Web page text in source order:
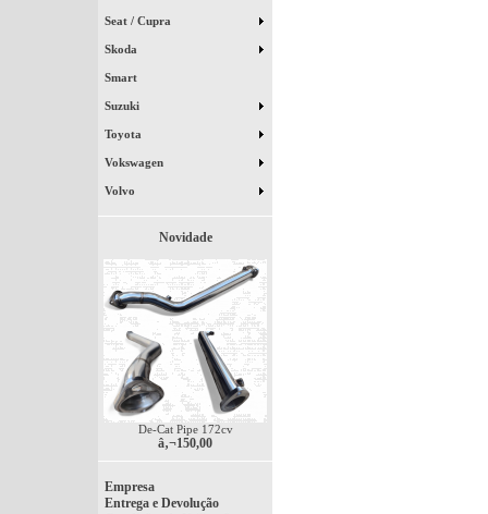
Seat / Cupra
Skoda
Smart
Suzuki
Toyota
Vokswagen
Volvo
Novidade
De-Cat Pipe 172cv
â‚¬150,00
Empresa
Entrega e Devolução